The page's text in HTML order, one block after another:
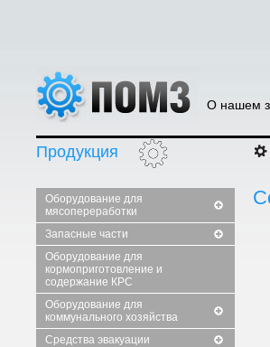
О нашем
Продукция
Оборудование для
мясопереработки
Запасные части
Оборудование для
кормоприготовление и
содержание КРС
Оборудование для
коммунального хозяйства
Средства эвакуации